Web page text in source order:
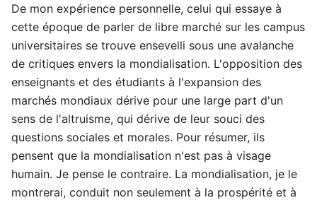
De mon expérience personnelle, celui qui essaye à
cette époque de parler de libre marché sur les campus
universitaires se trouve ensevelli sous une avalanche
de critiques envers la mondialisation. L'opposition des
enseignants et des étudiants à l'expansion des
marchés mondiaux dérive pour une large part d'un
sens de l'altruisme, qui dérive de leur souci des
questions sociales et morales. Pour résumer, ils
pensent que la mondialisation n'est pas à visage
humain. Je pense le contraire. La mondialisation, je le
montrerai, conduit non seulement à la prospérité et à